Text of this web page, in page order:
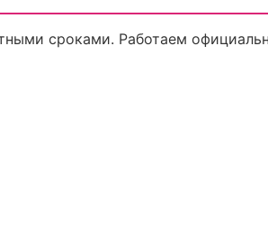
сроками. Работаем